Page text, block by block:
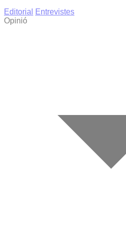
Editorial
Entrevistes
Opinió